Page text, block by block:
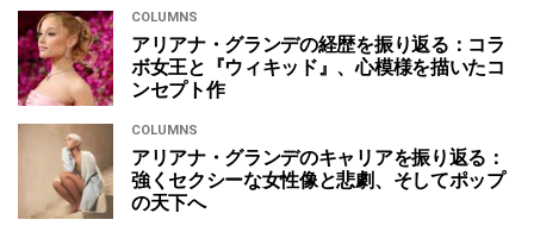
COLUMNS
アリアナ・グランデの経歴を振り返る：コラ
ボ女王と『ウィキッド』、心模様を描いたコ
ンセプト作
COLUMNS
アリアナ・グランデのキャリアを振り返る：
強くセクシーな女性像と悲劇、そしてポップ
の天下へ